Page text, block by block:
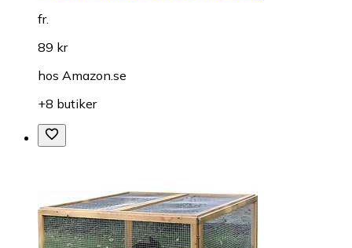
fr.
89 kr
hos Amazon.se
+8 butiker